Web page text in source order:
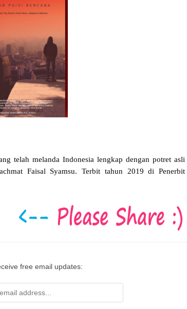
telah melanda Indonesia lengkap dengan potret asli
Faisal Syamsu. Terbit tahun 2019 di Penerbit
free email updates: